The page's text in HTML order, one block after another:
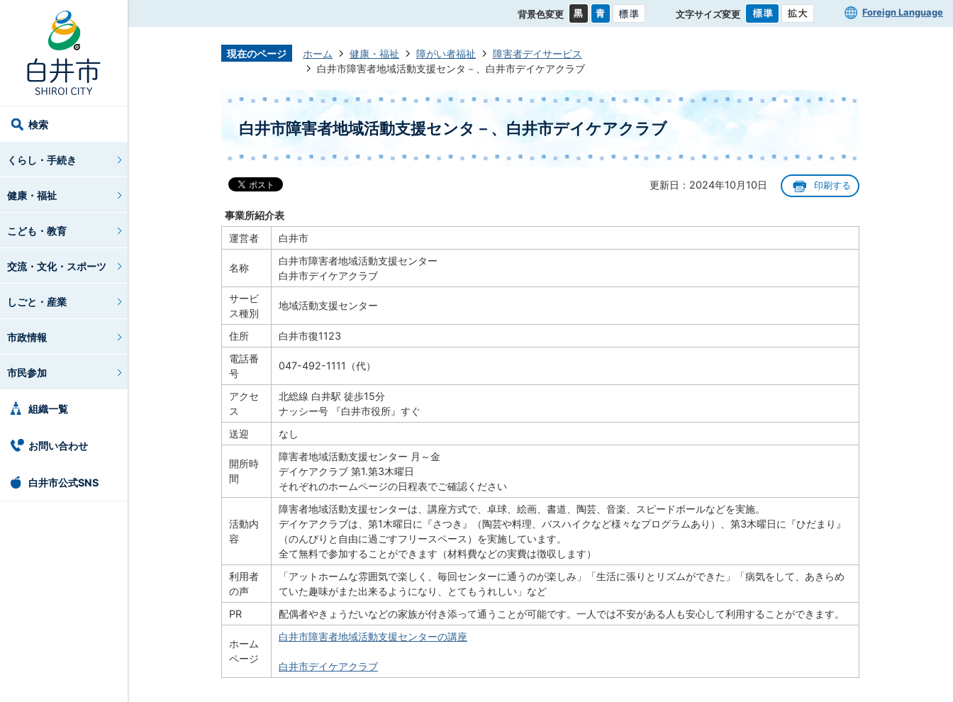
検索
くらし・手続き
健康・福祉
こども・教育
交流・文化・スポーツ
しごと・産業
市政情報
市民参加
組織一覧
お問い合わせ
白井市公式SNS
背景色変更 文字サイズ変更 Foreign Language
現在のページ ホーム 健康・福祉 障がい者福祉
障害者デイサービス
白井市障害者地域活動支援センタ－、白井市デイケアクラブ
白井市障害者地域活動支援センタ－、白井市デイケアクラブ
更新日：2024年10月10日 印刷する
事業所紹介表
運営者
白井市
名称
白井市障害者地域活動支援センター
白井市デイケアクラブ
サービ
ス種別
地域活動支援センター
住所
白井市復1123
電話番
号
047-492-1111（代）
アクセ
ス
北総線 白井駅 徒歩15分
ナッシー号 『白井市役所』すぐ
送迎
なし
開所時
間
障害者地域活動支援センター 月～金
デイケアクラブ 第1.第3木曜日
それぞれのホームページの日程表でご確認ください
活動内
容
障害者地域活動支援センターは、講座方式で、卓球、絵画、書道、陶芸、音楽、スピードボールなどを実施。
デイケアクラブは、第1木曜日に『さつき』（陶芸や料理、バスハイクなど様々なプログラムあり）、第3木曜日に『ひだまり』
（のんびりと自由に過ごすフリースペース）を実施しています。
全て無料で参加することができます（材料費などの実費は徴収します）
利用者
の声
「アットホームな雰囲気で楽しく、毎回センターに通うのが楽しみ」「生活に張りとリズムができた」「病気をして、あきらめ
ていた趣味がまた出来るようになり、とてもうれしい」など
PR
配偶者やきょうだいなどの家族が付き添って通うことが可能です。一人では不安がある人も安心して利用することができます。
ホーム
ページ
白井市障害者地域活動支援センターの講座
白井市デイケアクラブ